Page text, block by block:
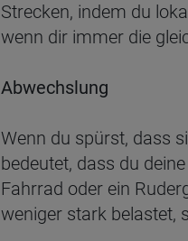
Strecken, indem du
wenn dir immer die
Abwechslung
Wenn du spürst, dass
bedeutet, dass du
Fahrrad oder ein
weniger stark belastet,